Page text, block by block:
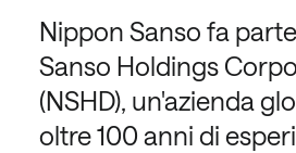
Nippon Sanso fa
Sanso Holdings
(NSHD), un'azienda
oltre 100 anni di